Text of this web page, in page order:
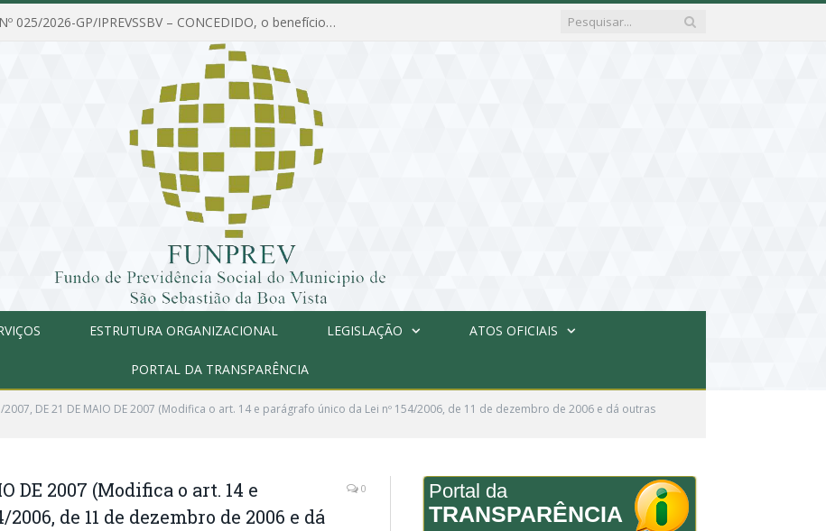
PORTARIA Nº 025/2026-GP/IPREVSSBV – CONCEDIDO, o benefício de PENSÃO a MARIA ESTELA DOS SANTOS SOUZA
ESTRUTURA ORGANIZACIONAL LEGISLAÇÃO ATOS OFICIAIS
PORTAL DA TRANSPARÊNCIA
2007, DE 21 DE MAIO DE 2007 (Modifica o art. 14 e parágrafo único da Lei nº 154/2006, de 11 de dezembro de 2006 e dá outras
DE 2007 (Modifica o art. 14 e
de 11 de dezembro de 2006 e dá
0 Portal da
TRANSPARÊNCIA